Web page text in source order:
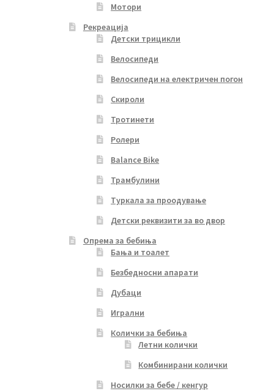
Мотори
Рекреација
Детски трицикли
Велосипеди
Велосипеди на електричен погон
Скироли
Тротинети
Ролери
Balance Bike
Трамбулини
Туркала за проодување
Детски реквизити за во двор
Опрема за бебиња
Бања и тоалет
Безбедносни апарати
Дубаци
Игрални
Колички за бебиња
Летни колички
Комбинирани колички
Носилки за бебе / кенгур